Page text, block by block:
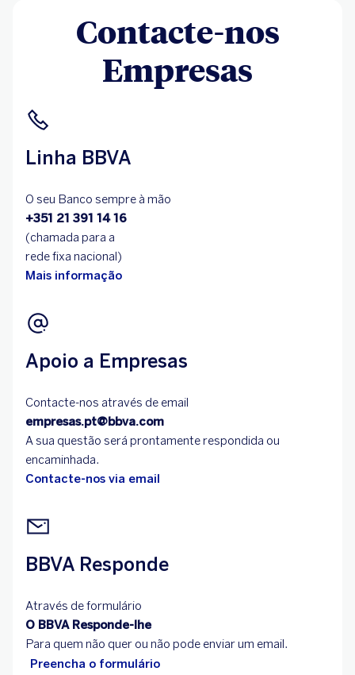
Contacte-nos
Empresas
Linha BBVA
O seu Banco sempre à mão
+351 21 391 14 16
(chamada para a
rede fixa nacional)
Mais informação
Apoio a Empresas
Contacte-nos através de email
empresas.pt@bbva.com
A sua questão será prontamente respondida ou
encaminhada.
Contacte-nos via email
BBVA Responde
Através de formulário
O BBVA Responde-lhe
Para quem não quer ou não pode enviar um email.
Preencha o formulário